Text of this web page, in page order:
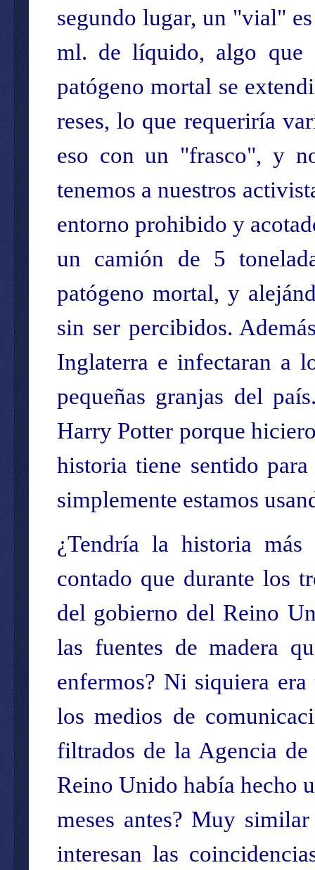
segundo lugar, un "vial"
ml. de líquido, algo que
patógeno mortal se
reses, lo que requeriría
eso con un "frasco", y
tenemos a nuestros
entorno prohibido y
un camión de 5
patógeno mortal, y
sin ser percibidos.
Inglaterra e infectaran a
pequeñas granjas del
Harry Potter porque
historia tiene sentido
simplemente estamos
¿Tendría la historia
contado que durante los
del gobierno del Reino
las fuentes de madera
enfermos? Ni siquiera
los medios de
filtrados de la Agencia
Reino Unido había hecho
meses antes? Muy
interesan las